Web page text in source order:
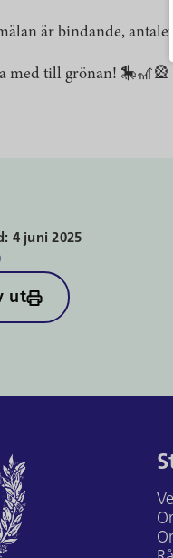
är bindande, antalet
med till grönan! 🎠🎢🎡
4 juni 2025
ut